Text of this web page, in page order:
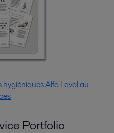
Alfa Laval au
Portfolio